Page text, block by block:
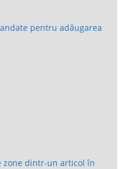
pentru adăugarea
zone dintr-un articol în